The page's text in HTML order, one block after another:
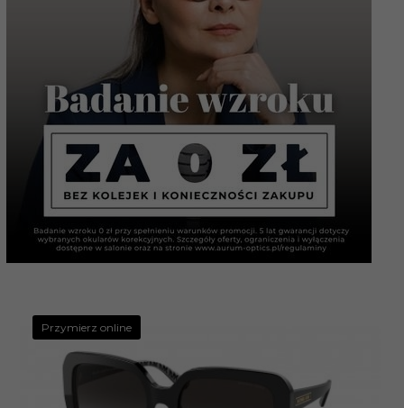
Przymierz online